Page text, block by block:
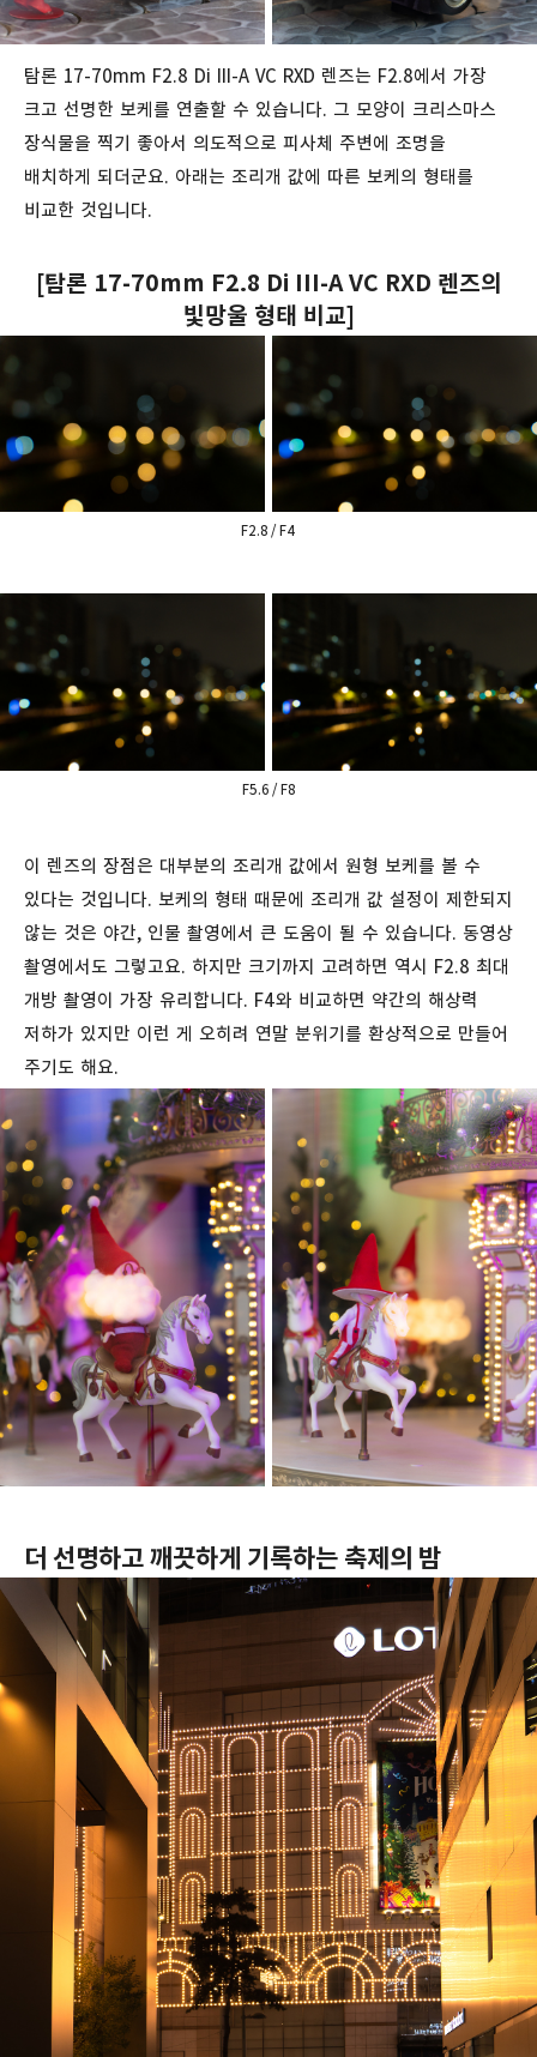
탐론 17-70mm F2.8 Di III-A VC RXD 렌즈는 F2.8에서 가장
크고 선명한 보케를 연출할 수 있습니다. 그 모양이 크리스마스
장식물을 찍기 좋아서 의도적으로 피사체 주변에 조명을
배치하게 되더군요. 아래는 조리개 값에 따른 보케의 형태를
비교한 것입니다.
[탐론 17-70mm F2.8 Di III-A VC RXD 렌즈의
빛망울 형태 비교]
F2.8 / F4
F5.6 / F8
이 렌즈의 장점은 대부분의 조리개 값에서 원형 보케를 볼 수
있다는 것입니다. 보케의 형태 때문에 조리개 값 설정이 제한되지
않는 것은 야간, 인물 촬영에서 큰 도움이 될 수 있습니다. 동영상
촬영에서도 그렇고요. 하지만 크기까지 고려하면 역시 F2.8 최대
개방 촬영이 가장 유리합니다. F4와 비교하면 약간의 해상력
저하가 있지만 이런 게 오히려 연말 분위기를 환상적으로 만들어
주기도 해요.
더 선명하고 깨끗하게 기록하는 축제의 밤